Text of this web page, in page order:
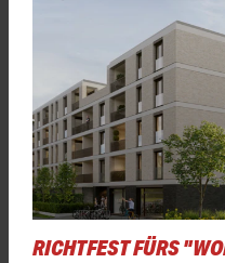
RICHTFEST FÜRS